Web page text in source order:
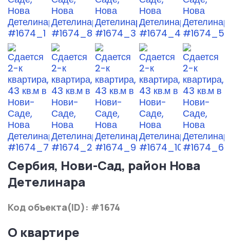
Сербия, Нови-Сад, район Нова
Детелинара
Код объекта(ID): #1674
О квартире